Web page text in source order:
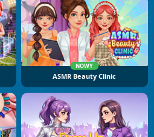
NOWY
ASMR Beauty Clinic